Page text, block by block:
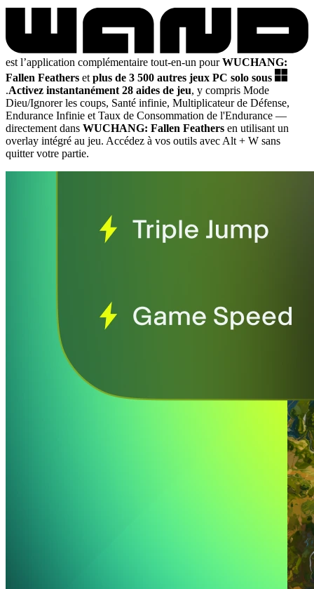
est l’application complémentaire tout-en-un pourWUCHANG:
Fallen Feathers et plus de 3 500 autres jeux PC solo sous
.Activez instantanément 28 aides de jeu, y compris Mode
Dieu/Ignorer les coups, Santé infinie, Multiplicateur de Défense,
Endurance Infinie et Taux de Consommation de l'Endurance —
directement dans WUCHANG: Fallen Feathers en utilisant un
overlay intégré au jeu. Accédez à vos outils avec Alt + W sans
quitter votre partie.